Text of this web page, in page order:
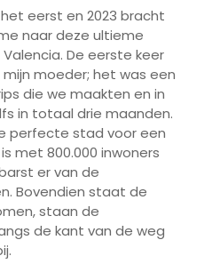
het eerst en 2023 bracht
naar deze ultieme
De eerste keer
moeder; het was een
die we maakten en in
in totaal drie maanden.
perfecte stad voor een
met 800.000 inwoners
er van de
Bovendien staat de
staan de
de kant van de weg